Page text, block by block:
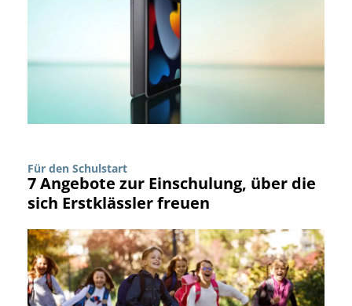
Für den Schulstart
7 Angebote zur Einschulung, über die
sich Erstklässler freuen